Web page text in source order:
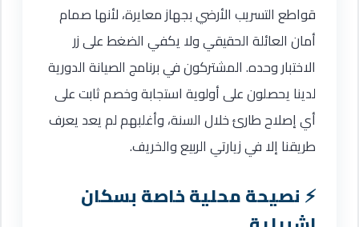
قواطع التسريب الأرضي بجهاز معايرة، لأنها صمام
أمان العائلة الحقيقي ولا يكفي الضغط على زر
الاختبار وحده. المشتركون في برنامج الصيانة الدورية
لدينا يحصلون على أولوية استجابة وخصم ثابت على
أي إصلاح طارئ خلال السنة، وأغلبهم لم يعد يعرف
طريقنا إلا في زيارتي الربيع والخريف.
نصيحة محلية خاصة بسكان